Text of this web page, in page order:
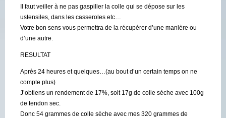
Il faut veiller à ne pas gaspiller la colle qui se dépose sur les
ustensiles, dans les casseroles etc…
Votre bon sens vous permettra de la récupérer d’une manière ou
d’une autre.
RESULTAT
Après 24 heures et quelques…(au bout d’un certain temps on ne
compte plus)
J’obtiens un rendement de 17%, soit 17g de colle sèche avec 100g
de tendon sec.
Donc 54 grammes de colle sèche avec mes 320 grammes de